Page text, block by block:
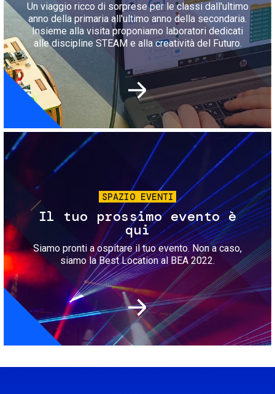
Un viaggio ricco di sorprese per le classi dall'ultimo
anno della primaria all'ultimo anno della secondaria.
Insieme alla visita proponiamo laboratori dedicati
alle discipline STEAM e alla creatività del Futuro.
Immagine
SPAZIO EVENTI
Il tuo prossimo evento è
qui
Siamo pronti a ospitare il tuo evento. Non a caso,
siamo la Best Location al BEA 2022.